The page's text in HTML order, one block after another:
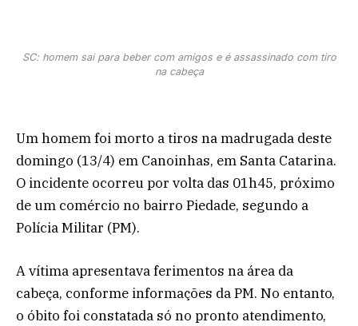
SC: homem sai para beber com amigos e é assassinado com tiro
na cabeça
Um homem foi morto a tiros na madrugada deste
domingo (13/4) em Canoinhas, em Santa Catarina.
O incidente ocorreu por volta das 01h45, próximo
de um comércio no bairro Piedade, segundo a
Polícia Militar (PM).
A vítima apresentava ferimentos na área da
cabeça, conforme informações da PM. No entanto,
o óbito foi constatada só no pronto atendimento,